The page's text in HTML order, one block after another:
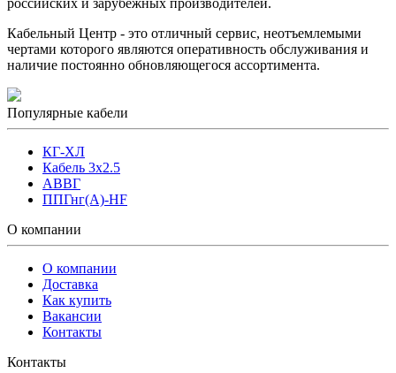
Кабельный Центр - это отличный сервис, неотъемлемыми
чертами которого являются оперативность обслуживания и
наличие постоянно обновляющегося ассортимента.
Популярные кабели
КГ-ХЛ
Кабель 3x2.5
АВВГ
ППГнг(А)-HF
О компании
О компании
Доставка
Как купить
Вакансии
Контакты
Контакты